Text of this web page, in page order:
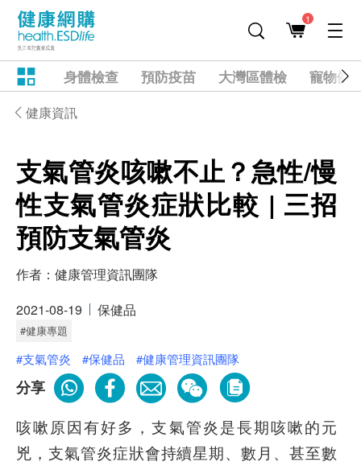
1
身體檢查 預防疫苗 大灣區體檢 寵物健
健康資訊
支氣管炎咳嗽不止？急性/慢
性支氣管炎症狀比較 | 三招
預防支氣管炎
作者： 健康管理資訊團隊
2021-08-19
保健品
#健康專題
#支氣管炎 #保健品 #健康管理資訊團隊
分享
咳嗽原因有好多，支氣管炎是長期咳嗽的元
兇，支氣管炎症狀會持續星期、數月、甚至數